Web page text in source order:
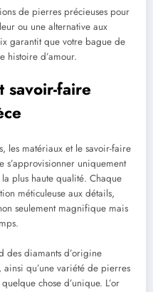
de pierres précieuses pour
ou une alternative aux
garantit que votre bague de
histoire d’amour.
savoir-faire
les matériaux et le savoir-faire
uniquement
plus haute qualité. Chaque
méticuleuse aux détails,
seulement magnifique mais
des diamants d’origine
qu’une variété de pierres
chose d’unique. L’or